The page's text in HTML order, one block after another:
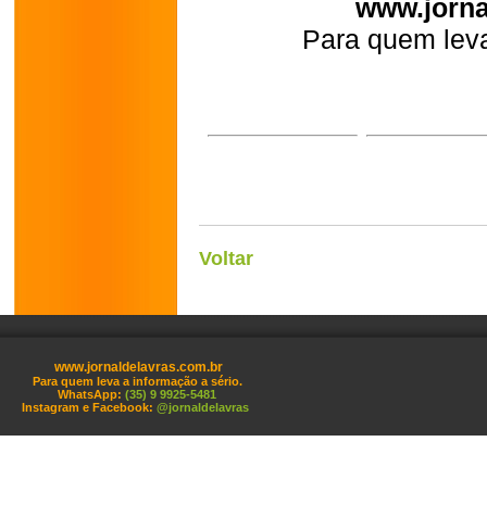
Para quem
Voltar
www.jornaldelavras.com.br
Para quem leva a informação a sério.
WhatsApp: (35) 9 9925-5481
Instagram e Facebook: @jornaldelavras